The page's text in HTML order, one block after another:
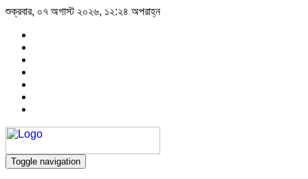
শুক্রবার, ০৭ অগাস্ট ২০২৬, ১২:২৪ অপরাহ্ন
Toggle navigation